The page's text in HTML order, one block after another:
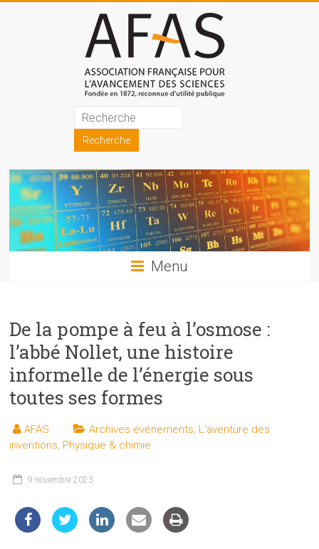
Association
française
pour
l'avancement
des
sciences
les
sciences
et
les
techniques
du
public
Menu
De la pompe à feu à l’osmose :
l’abbé Nollet, une histoire
informelle de l’énergie sous
toutes ses formes
AFAS Archives événements L'aventure des
inventions Physique & chimie
9 novembre 2023